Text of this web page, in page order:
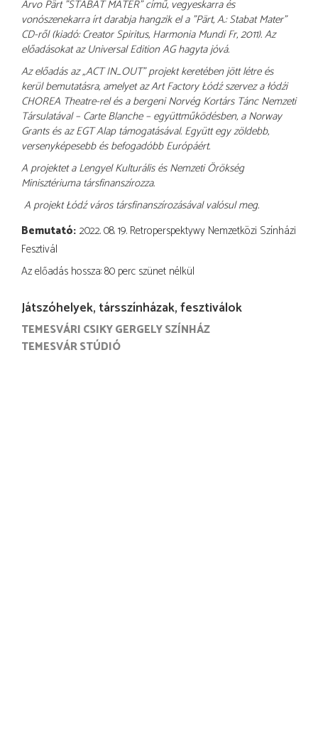
Arvo Pärt "STABAT MATER" című, vegyeskarra és
vonószenekarra írt darabja hangzik el a "Pärt, A.: Stabat Mater"
CD-ről (kiadó: Creator Spiritus, Harmonia Mundi Fr, 2011). Az
előadásokat az Universal Edition AG hagyta jóvá.
Az előadás az „ACT IN_OUT” projekt keretében jött létre és
kerül bemutatásra, amelyet az Art Factory Łódź szervez a łódźi
CHOREA Theatre-rel és a bergeni Norvég Kortárs Tánc Nemzeti
Társulatával – Carte Blanche – együttműködésben, a Norway
Grants és az EGT Alap támogatásával. Együtt egy zöldebb,
versenyképesebb és befogadóbb Európáért.
A projektet a Lengyel Kulturális és Nemzeti Örökség
Minisztériuma társfinanszírozza.
A projekt Łódź város társfinanszírozásával valósul meg.
Bemutató 2022. 08. 19. Retroperspektywy Nemzetközi Színházi
Fesztivál
Az előadás hossza: 80 perc szünet nélkül
Játszóhelyek, társszínházak, fesztiválok
TEMESVÁRI CSIKY GERGELY SZÍNHÁZ
TEMESVÁR STÚDIÓ